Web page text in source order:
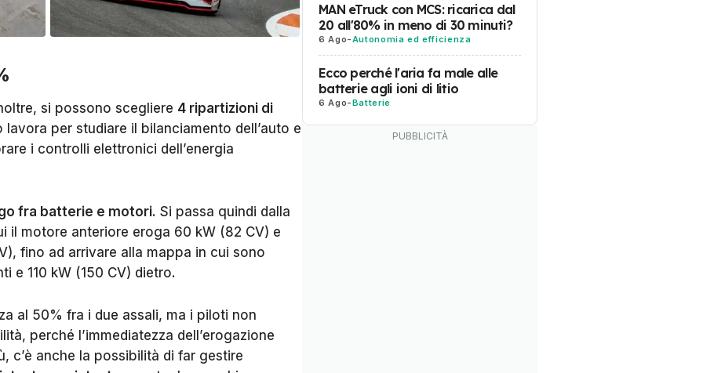
si possono scegliere 4 ripartizioni di
per studiare il bilanciamento dell’auto e
i controlli elettronici dell’energia
fra batterie e motori. Si passa quindi dalla
il motore anteriore eroga 60 kW (82 CV) e
fino ad arrivare alla mappa in cui sono
e 110 kW (150 CV) dietro.
al 50% fra i due assali, ma i piloti non
perché l’immediatezza dell’erogazione
c’è anche la possibilità di far gestire
MAN eTruck con MCS: ricarica dal
20 all'80% in meno di 30 minuti?
6 Ago-Autonomia ed efficienza
Ecco perché l'aria fa male alle
batterie agli ioni di litio
6 Ago-Batterie